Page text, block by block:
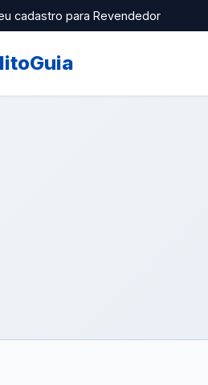
cadastro para Revendedor